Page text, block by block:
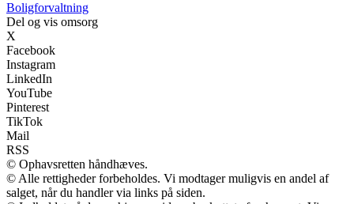
Boligforvaltning
Del og vis omsorg
X
Facebook
Instagram
LinkedIn
YouTube
Pinterest
TikTok
Mail
RSS
© Ophavsretten håndhæves.
© Alle rettigheder forbeholdes. Vi modtager muligvis en andel af
salget, når du handler via links på siden.